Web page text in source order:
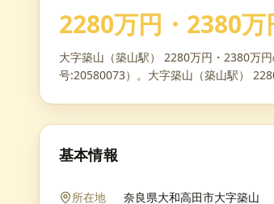
2280万円・2380万
大字築山（築山駅） 2280万円・2380万
号:20580073）。大字築山（築山駅）
基本情報
所在地 奈良県大和高田市大字築山